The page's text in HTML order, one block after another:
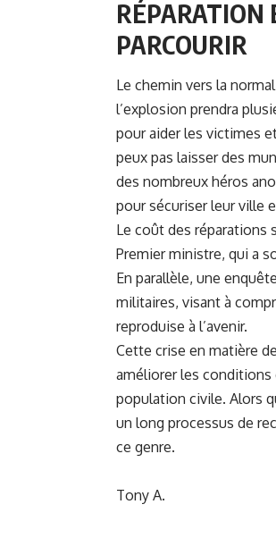
RÉPARATION
PARCOURIR
Le chemin vers la
l’explosion prendra
pour aider les victimes
peux pas laisser des
des nombreux héros
pour sécuriser leur ville
Le coût des réparations
Premier ministre, qui a
En parallèle, une
militaires, visant à
reproduise à l’avenir.
Cette crise en matière
améliorer les conditions
population civile. Alors
un long processus de
ce genre.
Tony A.